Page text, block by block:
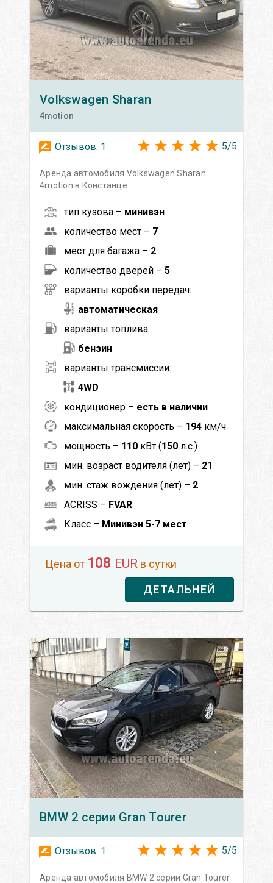
Volkswagen Sharan
4motion
Отзывов: 1 5/5
Аренда автомобиля Volkswagen Sharan
4motion в Констанце
тип кузова – минивэн
количество мест – 7
мест для багажа – 2
количество дверей – 5
варианты коробки передач:
автоматическая
варианты топлива:
бензин
варианты трансмиссии:
4WD
кондиционер – есть в наличии
максимальная скорость – 194 км/ч
мощность – 110 кВт (150 л.с.)
мин. возраст водителя (лет) – 21
мин. стаж вождения (лет) – 2
ACRISS – FVAR
Класс – Минивэн 5-7 мест
Цена от 108 EUR в сутки
ДЕТАЛЬНЕЙ
BMW 2 серии Gran Tourer
Отзывов: 1 5/5
Аренда автомобиля BMW 2 серии Gran Tourer